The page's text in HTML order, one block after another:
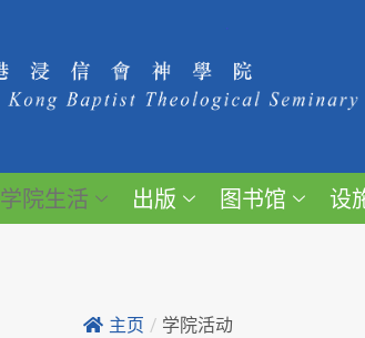
学院生活 出版 图书馆 设
主页 / 学院活动